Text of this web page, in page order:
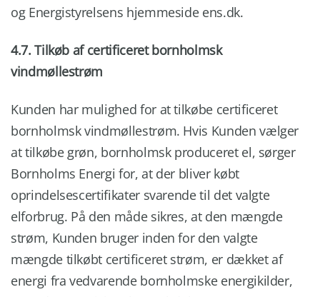
og Energistyrelsens hjemmeside ens.dk.
4.7. Tilkøb af certificeret bornholmsk
vindmøllestrøm
Kunden har mulighed for at tilkøbe certificeret
bornholmsk vindmøllestrøm. Hvis Kunden vælger
at tilkøbe grøn, bornholmsk produceret el, sørger
Bornholms Energi for, at der bliver købt
oprindelsescertifikater svarende til det valgte
elforbrug. På den måde sikres, at den mængde
strøm, Kunden bruger inden for den valgte
mængde tilkøbt certificeret strøm, er dækket af
energi fra vedvarende bornholmske energikilder,